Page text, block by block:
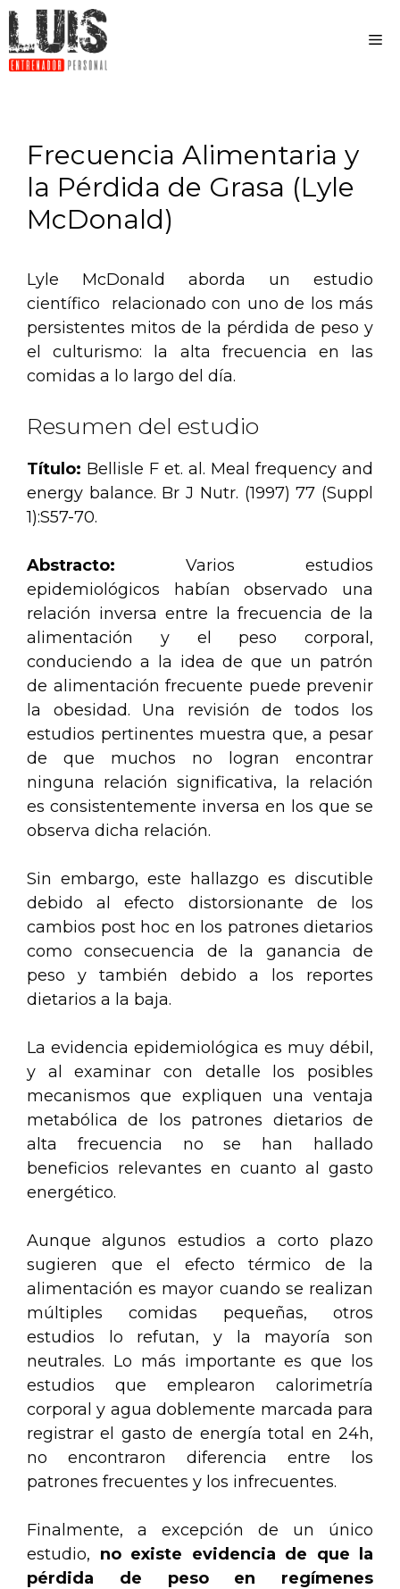
Frecuencia Alimentaria y
la Pérdida de Grasa (Lyle
McDonald)
Lyle McDonald aborda un estudio
científico relacionado con uno de los más
persistentes mitos de la pérdida de peso y
el culturismo: la alta frecuencia en las
comidas a lo largo del día.
Resumen del estudio
Título: Bellisle F et. al. Meal frequency and
energy balance. Br J Nutr. (1997) 77 (Suppl
1):S57-70.
Abstracto: Varios estudios
epidemiológicos habían observado una
relación inversa entre la frecuencia de la
alimentación y el peso corporal,
conduciendo a la idea de que un patrón
de alimentación frecuente puede prevenir
la obesidad. Una revisión de todos los
estudios pertinentes muestra que, a pesar
de que muchos no logran encontrar
ninguna relación significativa, la relación
es consistentemente inversa en los que se
observa dicha relación.
Sin embargo, este hallazgo es discutible
debido al efecto distorsionante de los
cambios post hoc en los patrones dietarios
como consecuencia de la ganancia de
peso y también debido a los reportes
dietarios a la baja.
La evidencia epidemiológica es muy débil,
y al examinar con detalle los posibles
mecanismos que expliquen una ventaja
metabólica de los patrones dietarios de
alta frecuencia no se han hallado
beneficios relevantes en cuanto al gasto
energético.
Aunque algunos estudios a corto plazo
sugieren que el efecto térmico de la
alimentación es mayor cuando se realizan
múltiples comidas pequeñas, otros
estudios lo refutan, y la mayoría son
neutrales. Lo más importante es que los
estudios que emplearon calorimetría
corporal y agua doblemente marcada para
registrar el gasto de energía total en 24h,
no encontraron diferencia entre los
patrones frecuentes y los infrecuentes.
Finalmente, a excepción de un único
estudio, no existe evidencia de que la
pérdida de peso en regímenes